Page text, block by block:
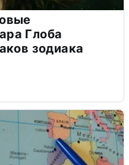
Глоба
зодиака